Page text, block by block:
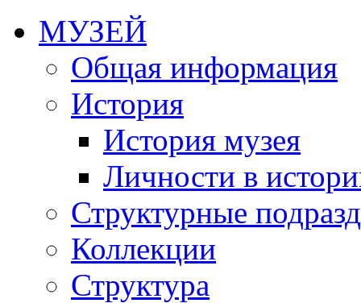
МУЗЕЙ
Общая информация
История
История музея
Личности в
Структурные
Коллекции
Структура